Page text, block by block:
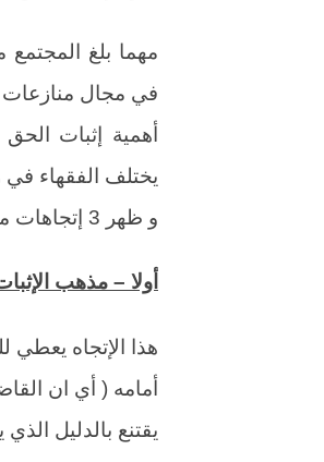
مهما بلغ
في مجال منازعات
أهمية إثبات
يختلف الفقهاء في
و ظهر 3 إتجاهات مختلفة فيما بينها :
أولا – مذهب
هذا الإتجاه
أمامه ( أي ان
يقتنع بالدليل الذي